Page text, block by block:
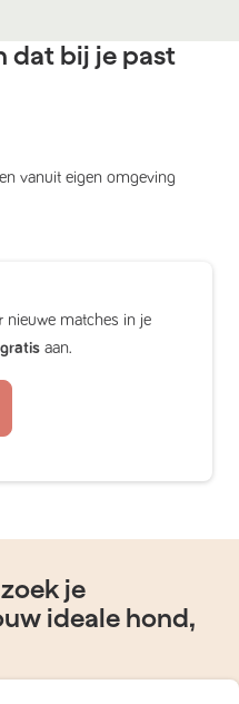
dat bij je past
vanuit eigen omgeving
nieuwe matches in je
gratis aan.
je
ideale hond,